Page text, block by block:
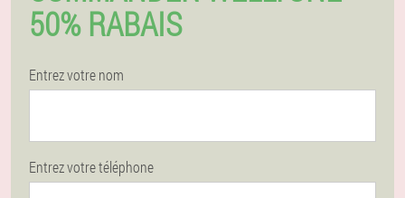
50% RABAIS
Entrez votre nom
Entrez votre téléphone